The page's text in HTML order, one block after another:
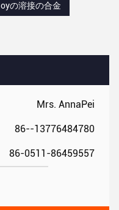
Mrs. AnnaPei
86--13776484780
86-0511-86459557
の溶接の合金